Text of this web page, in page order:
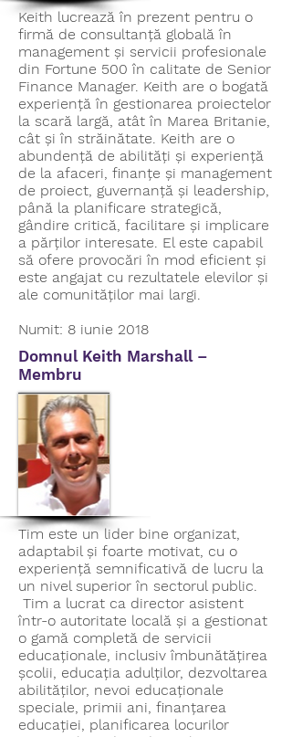
Keith lucrează în prezent pentru o
firmă de consultanță globală în
management și servicii profesionale
din Fortune 500 în calitate de Senior
Finance Manager. Keith are o bogată
experiență în gestionarea proiectelor
la scară largă, atât în Marea Britanie,
cât și în străinătate. Keith are o
abundență de abilități și experiență
de la afaceri, finanțe și management
de proiect, guvernanță și leadership,
până la planificare strategică,
gândire critică, facilitare și implicare
a părților interesate. El este capabil
să ofere provocări în mod eficient și
este angajat cu rezultatele elevilor și
ale comunităților mai largi.
Numit: 8 iunie 2018
Domnul Keith Marshall –
Membru
Tim este un lider bine organizat,
adaptabil și foarte motivat, cu o
experiență semnificativă de lucru la
un nivel superior în sectorul public.
Tim a lucrat ca director asistent
într-o autoritate locală și a gestionat
o gamă completă de servicii
educaționale, inclusiv îmbunătățirea
școlii, educația adulților, dezvoltarea
abilităților, nevoi educaționale
speciale, primii ani, finanțarea
educației, planificarea locurilor